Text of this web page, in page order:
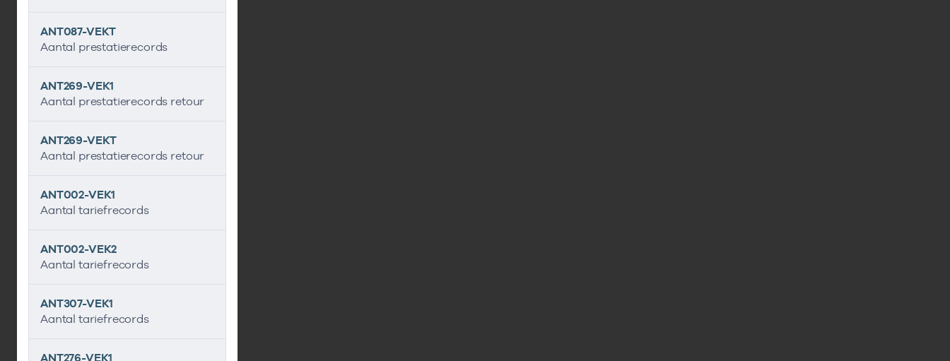
ANT087-VEKT
Aantal prestatierecords
ANT269-VEK1
Aantal prestatierecords retour
ANT269-VEKT
Aantal prestatierecords retour
ANT002-VEK1
Aantal tariefrecords
ANT002-VEK2
Aantal tariefrecords
ANT307-VEK1
Aantal tariefrecords
ANT276-VEK1